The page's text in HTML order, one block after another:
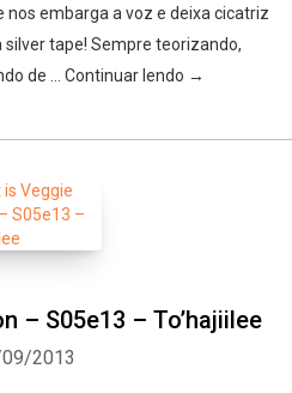
embarga a voz e deixa cicatriz
silver tape! Sempre teorizando,
de … Continuar lendo →
– S05e13 – To’hajiilee
2013